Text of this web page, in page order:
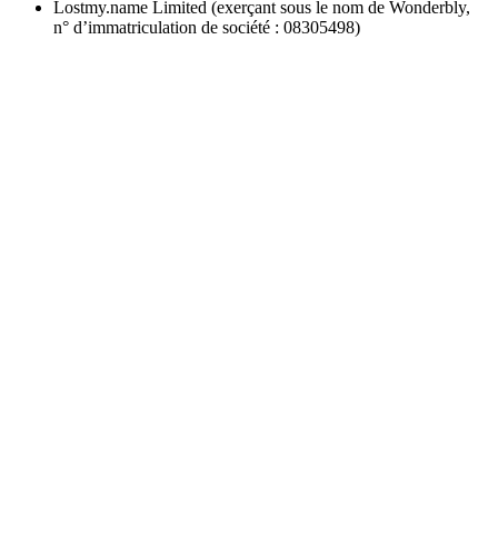
Lostmy.name Limited (exerçant sous le nom de Wonderbly,
n° d’immatriculation de société : 08305498)